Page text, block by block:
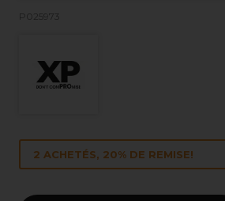
P025973
2 ACHETÉS, 20% DE REMISE!